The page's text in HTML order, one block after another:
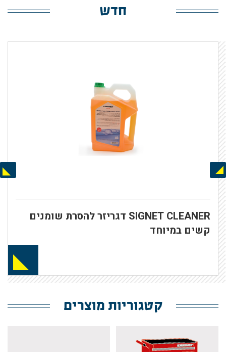
חדש
Previous
SIGNET CLEANER דגריזר להסרת שומנים
קשים במיוחד
Next
קטגוריות מוצרים